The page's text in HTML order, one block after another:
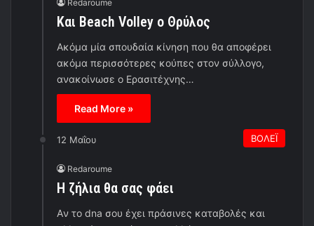
Redaroume
Και Beach Volley o Θρύλος
Ακόμα μία σπουδαία κίνηση που θα αποφέρει
ακόμα περισσότερες κούπες στον σύλλογο,
ανακοίνωσε ο Ερασιτέχνης…
Read More »
12 Μαΐου ΒΟΛΕΪ
Redaroume
Η ζήλια θα σας φάει
Aν το dna σου έχει πράσινες καταβολές και